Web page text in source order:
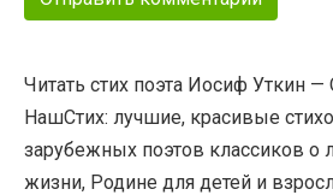
Читать стих поэта Иосиф Уткин —
НашСтих: лучшие, красивые
зарубежных поэтов классиков о
жизни, Родине для детей и